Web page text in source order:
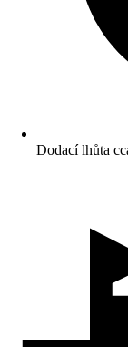
Dodací lhůta